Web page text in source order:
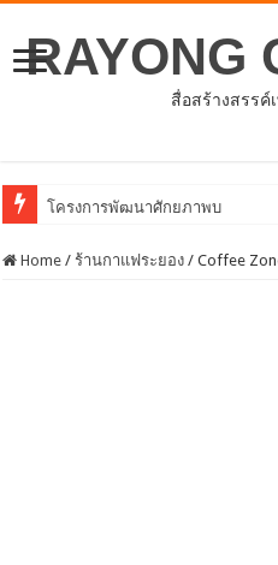
RAYONG
สื่อสร้างสรรค์
Home / ร้านกาแฟระยอง / Coffee